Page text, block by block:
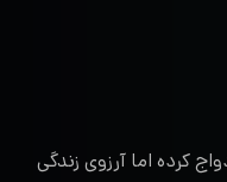
کرده اما آرزوی زندگی